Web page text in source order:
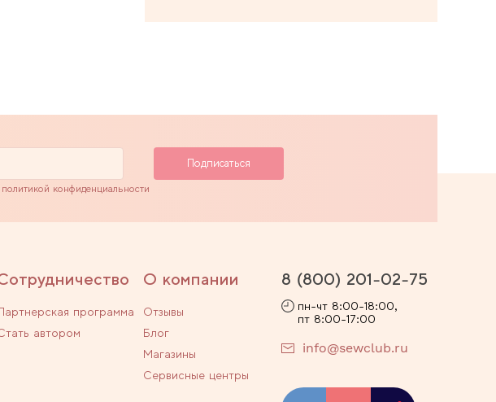
политикой конфиденциальности
программа
автором
О компании
Отзывы
Блог
Магазины
Сервисные центры
8 (800) 201-02-75
пн-чт 8:00-18:00,
пт 8:00-17:00
info@sewclub.ru